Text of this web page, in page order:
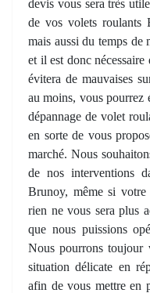
devis vous sera très
de vos volets roulants
mais aussi du temps
et il est donc
évitera de mauvaises
au moins, vous pourrez
dépannage de volet
en sorte de vous
marché. Nous
de nos interventions
Brunoy, même si votre
rien ne vous sera plus
que nous puissions
Nous pourrons toujour
situation délicate en
afin de vous mettre en